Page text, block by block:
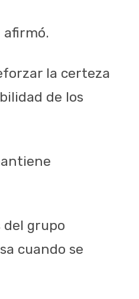
afirmó.
la certeza
de los
del grupo
cuando se